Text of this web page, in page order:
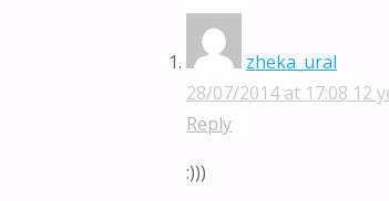
zheka_ural
28/07/2014 at 17:08 12
Reply
:)))